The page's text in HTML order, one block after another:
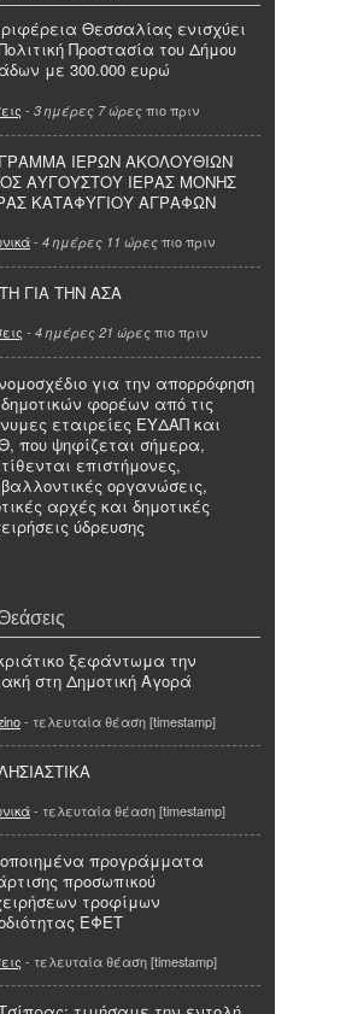
Θεσσαλίας ενισχύει
Προστασία του Δήμου
με 300.000 ευρώ
- 3 ημέρες 7 ώρες πιο πριν
ΙΕΡΩΝ ΑΚΟΛΟΥΘΙΩΝ
ΑΥΓΟΥΣΤΟΥ ΙΕΡΑΣ ΜΟΝΗΣ
ΚΑΤΑΦΥΓΙΟΥ ΑΓΡΑΦΩΝ
- 4 ημέρες 11 ώρες πιο πριν
ΓΙΑ ΤΗΝ ΑΣΑ
- 4 ημέρες 21 ώρες πιο πριν
για την απορρόφηση
φορέων από τις
εταιρείες ΕΥΔΑΠ και
που ψηφίζεται σήμερα,
επιστήμονες,
οργανώσεις,
αρχές και δημοτικές
ύδρευσης
ξεφάντωμα την
στη Δημοτική Αγορά
- τελευταία θέαση [timestamp]
- τελευταία θέαση [timestamp]
προγράμματα
προσωπικού
τροφίμων
ΕΦΕΤ
- τελευταία θέαση [timestamp]